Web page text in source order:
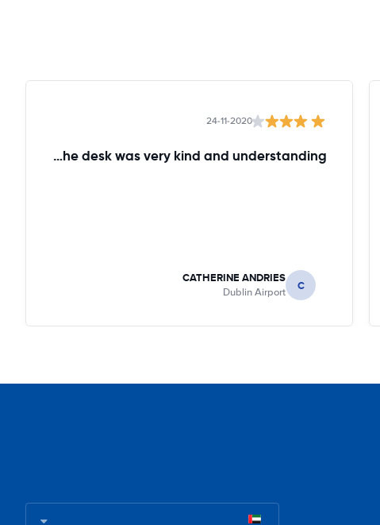
24-11-2020
the lady at the desk was very kind and understanding!
C
CATHERINE ANDRIES
Dublin Airport